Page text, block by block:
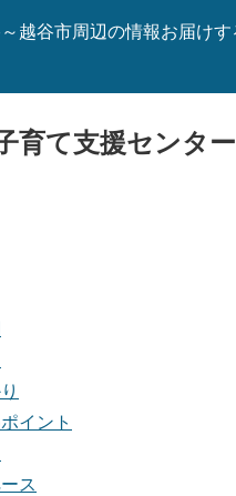
越谷市周辺の情報お届け
育て支援センタ
イント
ス